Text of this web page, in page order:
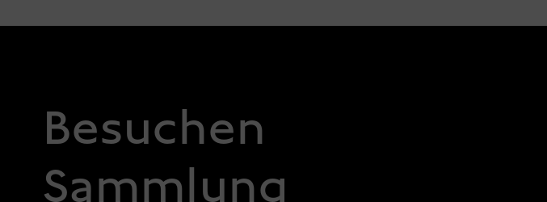
FOOTER 1
Besuchen
Sammlung